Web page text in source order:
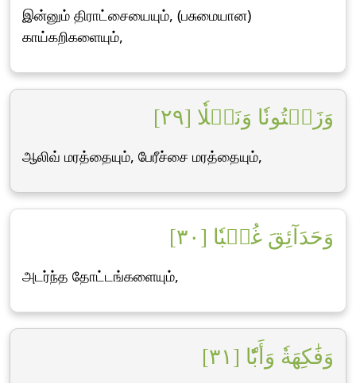
இன்னும் திராட்சையையும், (பசுமையான)
காய்கறிகளையும்,
وَزَيۡتُونٗا وَنَخۡلٗا [٢٩]
ஆலிவ் மரத்தையும், பேரீச்சை மரத்தையும்,
وَحَدَآئِقَ غُلۡبٗا [٣٠]
அடர்ந்த தோட்டங்களையும்,
وَفَٰكِهَةٗ وَأَبّٗا [٣١]